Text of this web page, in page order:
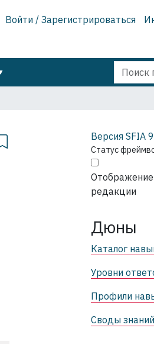
Войти / Зарегистрироваться
Поиск
поиск
Версия SFIA 9
Статус
Отображение
редакции
Дюны
Каталог
Уровни
Профили
Своды знаний